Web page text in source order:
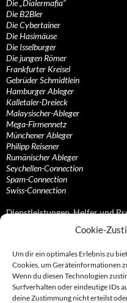
Cookie-
Um dir ein optimales Erlebnis zu
Cookies, um Geräteinformationen
Wenn du diesen Technologien
Surfverhalten oder eindeutige IDs
deine Zustimmung nicht erteilst
Die „Dialermafia“
Die B2Bler
Die Cybertainer
Die Hasimäuse
Die Isselburger
Die jungen Römer
Frankfurter Kreisel
Gebrüder Schmidtlein
Hamburger Ableger
Kalletaler-Dreieck
Malaysischer-Ableger
Mega-Firmennetz
Münchener Ableger
Philipp Reisener
Rumänischer Ableger
Seychellen-Connection
Spam-Connection
Swiss-Connection
Dienstleistungen, Helfer und
Anonymisierungsdienste, VPN-
Bezahlsysteme,
Bürodienstleister, Firmengründer-
Datenhändler, Adressbroker und
Hosting, Routing, Provider,
Inkasso, Forderungsmanagement